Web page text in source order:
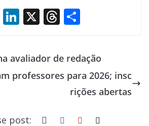
W Li
k
e
dI
X T
a
d
ar
e
avaliador de redação
professores para 2026; insc
rições abertas
post: